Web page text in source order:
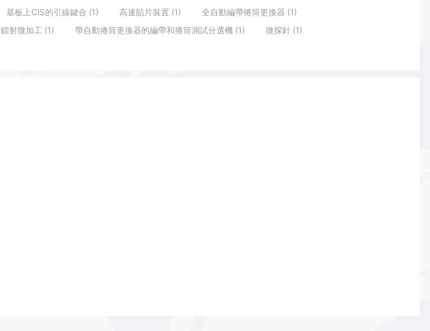
基板上CIS的引線鍵合 (1) 高速貼片裝置 (1)
全自動編帶捲筒更換器 (1)
鐳射微加工 (1) 帶自動捲筒更換器的編帶和捲筒測試分選機 (1)
微探針 (1)